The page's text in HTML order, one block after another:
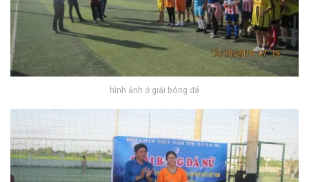
hình ảnh ở giải bóng đá